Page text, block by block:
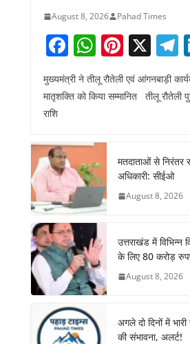
August 8, 2026 Pahad Times
F
a
c
o
o
k
W
h
at
p
p
Pi
nt
er
X T
el
e
gr
मुख्यमंत्री ने तीलू रौतेली एवं आंगनबाड़ी
मातृशक्ति को किया सम्मानित तीलू रौतेली
राशि
मतदाताओं से निरंतर
अधिकारी: सीईओ
August 8, 2026
उत्तराखंड में विभिन्न
के लिए 80 करोड़
August 8, 2026
अगले दो दिनों में भारी
की संभावना, अलर्ट!